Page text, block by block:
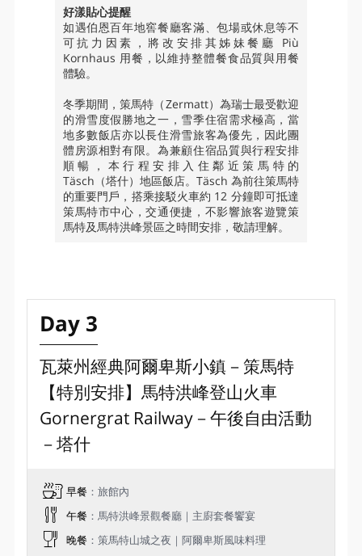
好漾貼心提醒
如遇伯恩百年地窖餐廳客滿、包場或休息等不
可抗力因素，將改安排其姊妹餐廳 Più
Kornhaus 用餐，以維持整體餐食品質與用餐
體驗。
冬季期間，策馬特（Zermatt）為瑞士最受歡迎
的滑雪度假勝地之一，雪季住宿需求極高，當
地多數飯店亦以長住滑雪旅客為優先，因此團
體房源相對有限。為兼顧住宿品質與行程安排
順暢，本行程安排入住鄰近策馬特的
Täsch（塔什）地區飯店。Täsch 為前往策馬特
的重要門戶，搭乘接駁火車約 12 分鐘即可抵達
策馬特市中心，交通便捷，不影響旅客遊覽策
馬特及馬特洪峰景區之時間安排，敬請理解。
Day 3
瓦萊州經典阿爾卑斯小鎮－策馬特
【特別安排】馬特洪峰登山火車
Gornergrat Railway－午後自由活動
－塔什
早餐 ：旅館內
午餐 ：馬特洪峰景觀餐廳｜主廚套餐饗宴
晚餐 ：策馬特山城之夜｜阿爾卑斯風味料理